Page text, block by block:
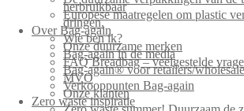
herbruikbaar
Europese maatregelen om plastic
dringen.
Over Bag-again
Wie ben ik?
Onze duurzame merken
Bag-again in de media
FAQ Breadbag – veelgestelde
Bag-again® voor retailers/wholesale
MVO
Verkooppunten Bag-again
Onze klanten
Zero waste inspiratie